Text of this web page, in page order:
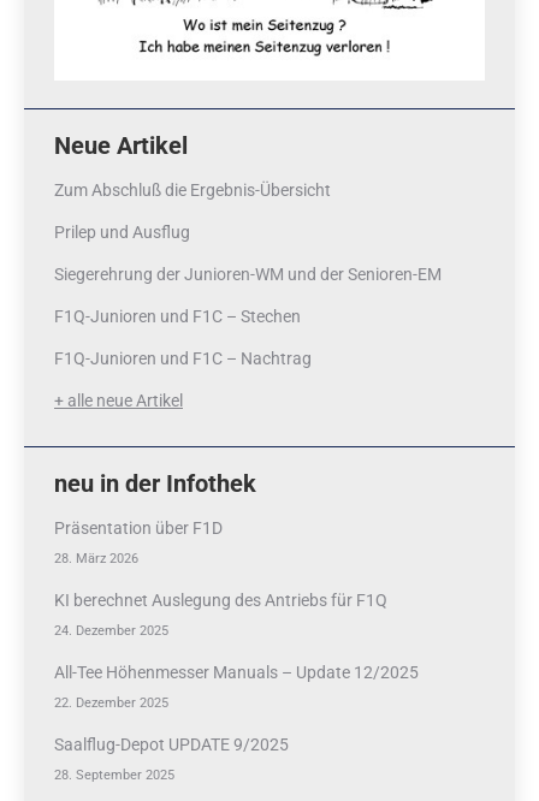
Neue Artikel
Zum Abschluß die Ergebnis-Übersicht
Prilep und Ausflug
Siegerehrung der Junioren-WM und der Senioren-EM
F1Q-Junioren und F1C – Stechen
F1Q-Junioren und F1C – Nachtrag
+ alle neue Artikel
neu in der Infothek
Präsentation über F1D
28. März 2026
KI berechnet Auslegung des Antriebs für F1Q
24. Dezember 2025
All-Tee Höhenmesser Manuals – Update 12/2025
22. Dezember 2025
Saalflug-Depot UPDATE 9/2025
28. September 2025